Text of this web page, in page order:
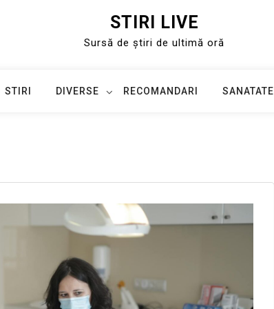
STIRI LIVE
Sursă de știri de ultimă oră
STIRI DIVERSE RECOMANDARI SANATATE